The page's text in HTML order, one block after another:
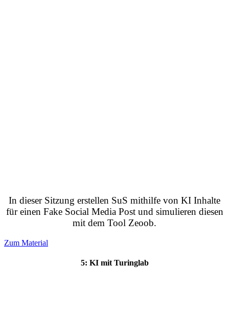
In dieser Sitzung erstellen SuS mithilfe von KI Inhalte
für einen Fake Social Media Post und simulieren diesen
mit dem Tool Zeoob.
Zum Material
5: KI mit Turinglab